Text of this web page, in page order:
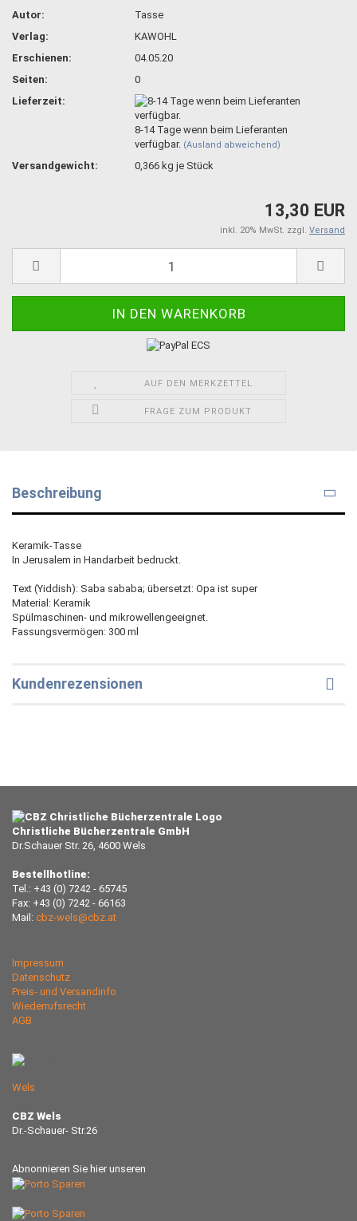
Autor:
Tasse
Verlag:
KAWOHL
Erschienen:
04.05.20
Seiten:
0
Lieferzeit:
8-14 Tage wenn beim Lieferanten
verfügbar. (Ausland abweichend)
Versandgewicht: 0,366 kg je Stück
13,30 EUR
inkl. 20% MwSt. zzgl. Versand
AUF DEN MERKZETTEL
FRAGE ZUM PRODUKT
Beschreibung
Keramik-Tasse
In Jerusalem in Handarbeit bedruckt.
Text (Yiddish): Saba sababa; übersetzt: Opa ist super
Material: Keramik
Spülmaschinen- und mikrowellengeeignet.
Fassungsvermögen: 300 ml
Kundenrezensionen
Christliche Bücherzentrale GmbH
Dr.Schauer Str. 26, 4600 Wels
Bestellhotline:
Tel.: +43 (0) 7242 - 65745
Fax: +43 (0) 7242 - 66163
Mail: cbz-wels@cbz.at
Impressum
Datenschutz
Preis- und Versandinfo
Wiederrufsrecht
AGB
Wels
CBZ Wels
Dr.-Schauer- Str.26
Abnonnieren Sie hier unseren